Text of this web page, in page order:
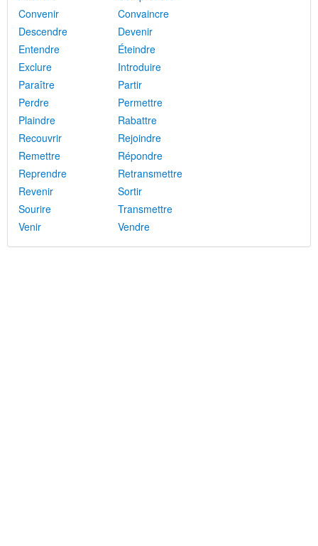
Convenir
Convaincre
Descendre
Devenir
Entendre
Éteindre
Exclure
Introduire
Paraître
Partir
Perdre
Permettre
Plaindre
Rabattre
Recouvrir
Rejoindre
Remettre
Répondre
Reprendre
Retransmettre
Revenir
Sortir
Sourire
Transmettre
Venir
Vendre